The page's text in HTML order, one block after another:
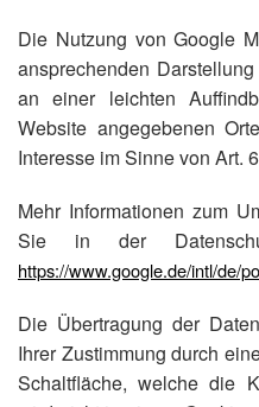
Die Nutzung von Google
ansprechenden
an einer leichten
Website angegebenen
Interesse im Sinne von Art.
Mehr Informationen zum
Sie in der
https://www.google.de/intl/de/
Die Übertragung der
Ihrer Zustimmung durch
Schaltfläche, welche die